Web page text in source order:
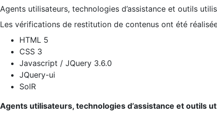
Agents utilisateurs, technologies d’assistance et outils
Les vérifications de restitution de contenus ont été
HTML 5
CSS 3
Javascript / JQuery 3.6.0
JQuery-ui
SolR
Agents utilisateurs, technologies d’assistance et outils